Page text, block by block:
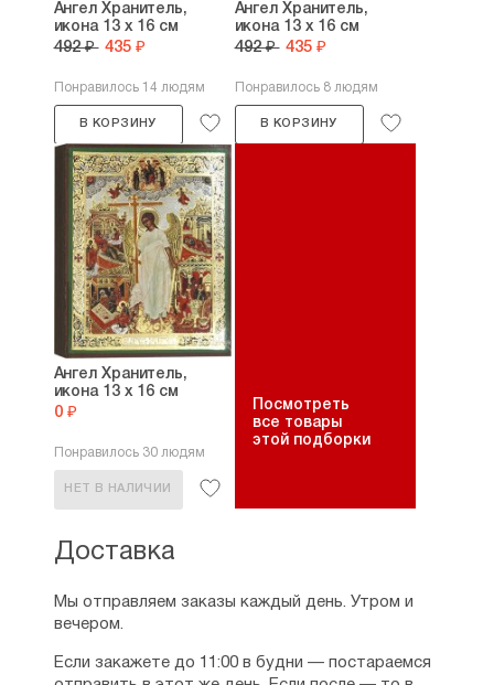
Ангел Хранитель,
икона 13 х 16 см
492 ₽ 435 ₽
Понравилось 14 людям
В КОРЗИНУ
Ангел Хранитель,
икона 13 х 16 см
492 ₽ 435 ₽
Понравилось 8 людям
В КОРЗИНУ
Ангел Хранитель,
икона 13 х 16 см
0 ₽
Понравилось 30 людям
НЕТ В НАЛИЧИИ
Посмотреть
все товары
этой подборки
Доставка
Мы отправляем заказы каждый день. Утром и
вечером.
Если закажете до 11:00 в будни — постараемся